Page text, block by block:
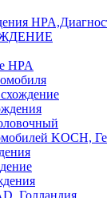
HPA
KOCH,
Голландия